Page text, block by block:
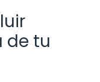
de tu